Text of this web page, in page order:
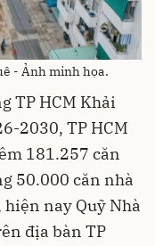
- Ảnh minh họa.
TP HCM Khải
2030, TP HCM
181.257 căn
50.000 căn nhà
hiện nay Quỹ Nhà
địa bàn TP